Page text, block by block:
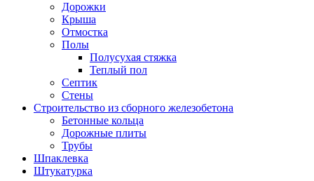
Дорожки
Крыша
Отмостка
Полы
Полусухая стяжка
Теплый пол
Септик
Стены
Строительство из сборного железобетона
Бетонные кольца
Дорожные плиты
Трубы
Шпаклевка
Штукатурка